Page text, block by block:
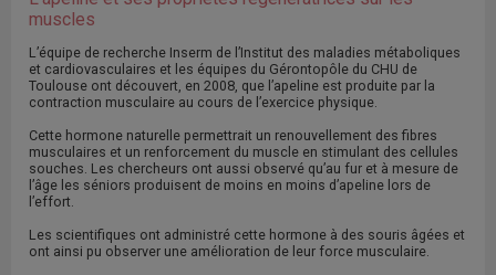
muscles
L’équipe de recherche Inserm de l’Institut des maladies métaboliques
et cardiovasculaires et les équipes du Gérontopôle du CHU de
Toulouse ont découvert, en 2008, que l’apeline est produite par la
contraction musculaire au cours de l’exercice physique.
Cette hormone naturelle permettrait un renouvellement des fibres
musculaires et un renforcement du muscle en stimulant des cellules
souches. Les chercheurs ont aussi observé qu’au fur et à mesure de
l’âge les séniors produisent de moins en moins d’apeline lors de
l’effort.
Les scientifiques ont administré cette hormone à des souris âgées et
ont ainsi pu observer une amélioration de leur force musculaire.